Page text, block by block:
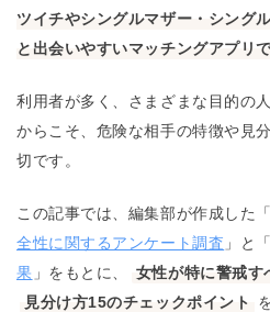
ツイチやシングルマザー・シング
と出会いやすいマッチングアプリで
利用者が多く、さまざまな目的の
からこそ、危険な相手の特徴や見
切です。
この記事では、編集部が作成した「
全性に関するアンケート調査 」と「
果 」をもとに、 女性が特に警戒す
見分け方15のチェックポイント